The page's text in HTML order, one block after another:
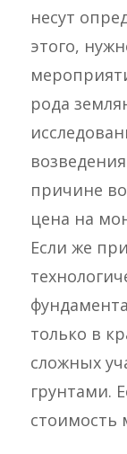
несут
этого,
рода
причине
цена на
Если же
только в
сложных
грунтами.
стоимость